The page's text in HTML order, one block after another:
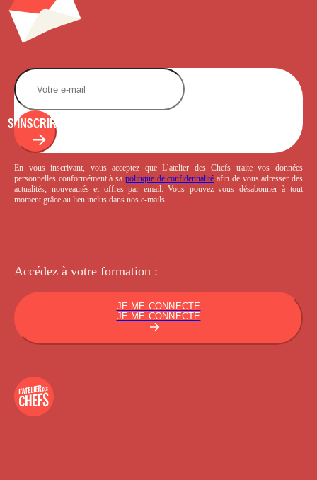
S'INSCRIRE
En vous inscrivant, vous acceptez que L’atelier des Chefs traite vos données
personnelles conformément à sa politique de confidentialité afin de vous adresser des
actualités, nouveautés et offres par email. Vous pouvez vous désabonner à tout
moment grâce au lien inclus dans nos e-mails.
Accédez à votre formation :
JE ME CONNECTE
JE ME CONNECTE